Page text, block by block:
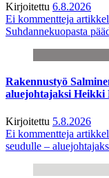
Kirjoitettu 6.8.2026
Ei kommentteja
Suhdannekuopasta
Rakennustyö
aluejohtajaksi Heikki
Kirjoitettu 5.8.2026
Ei kommentteja
seudulle –